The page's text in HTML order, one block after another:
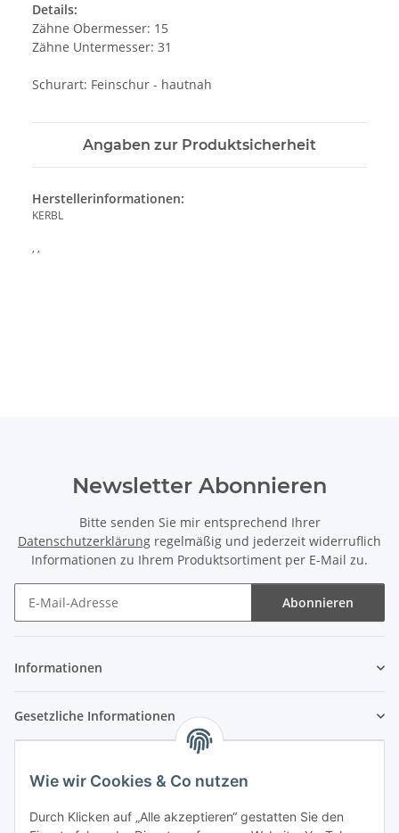
Wie wir Cookies & Co nutzen
Durch Klicken auf „Alle akzeptieren“ gestatten Sie den
Details:
Zähne Obermesser: 15
Zähne Untermesser: 31
Schurart: Feinschur - hautnah
Angaben zur Produktsicherheit
Herstellerinformationen:
KERBL
, ,
Newsletter Abonnieren
Bitte senden Sie mir entsprechend Ihrer
Datenschutzerklärung regelmäßig und jederzeit widerruflich
Informationen zu Ihrem Produktsortiment per E-Mail zu.
Abonnieren
Informationen
Gesetzliche Informationen